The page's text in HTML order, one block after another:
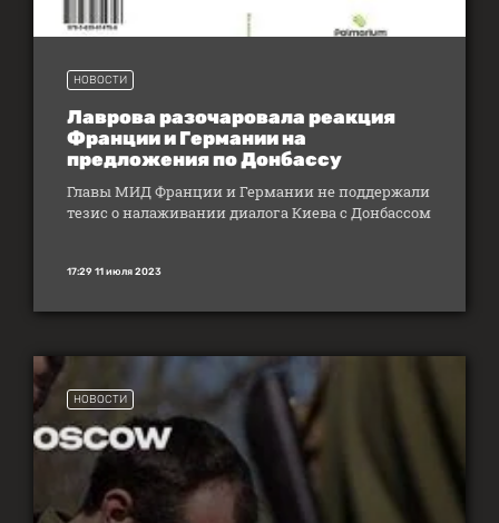
НОВОСТИ
Лаврова разочаровала реакция
Франции и Германии на
предложения по Донбассу
Главы МИД Франции и Германии не поддержали
тезис о налаживании диалога Киева с Донбассом
17:29 11 июля 2023
НОВОСТИ